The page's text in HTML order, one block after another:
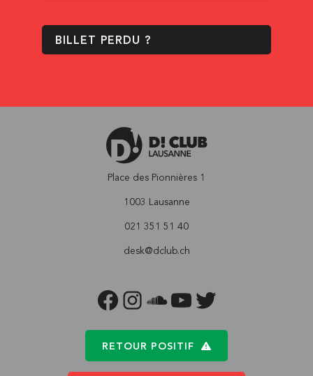
BILLET PERDU ?
Place des Pionnières 1
1003 Lausanne
021 351 51 40
desk@dclub.ch
FACEBOOKINSTAGRAM
SOUNDCLOUD
YOUTUBETWITTER
RETOUR POSITIF